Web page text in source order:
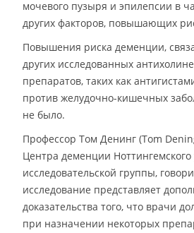
мочевого пузыря и эпилепсии в
других факторов, повышающих
Повышения риска деменции,
других исследованных
препаратов, таких как
против желудочно-кишечных
не было.
Профессор Том Денинг (Tom
Центра деменции
исследовательской группы,
исследование представляет
доказательства того, что врачи
при назначении некоторых